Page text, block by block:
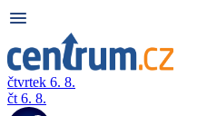
čtvrtek 6. 8.
čt 6. 8.